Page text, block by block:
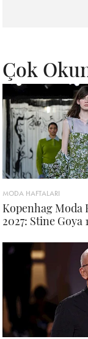
Çok
MODA HAFTALARI
Kopenhag Moda
2027: Stine Goya